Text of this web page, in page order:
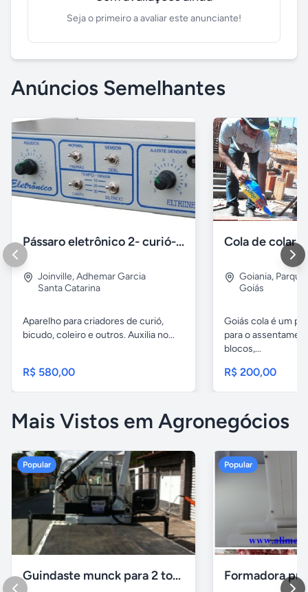
Seja o primeiro a avaliar este anunciante!
Anúncios Semelhantes
Pássaro eletrônico 2- curió- bicudo- coleiro
Joinville,Adhemar Garcia
Santa Catarina
Aparelho para criadores de curió,
bicudo, coleiro e outros. Auxilia no...
R$ 580,00
Goiania,
Goiás
Goiás cola é um
para o
blocos,...
R$ 200,00
Mais Vistos em Agronegócios
Popular
Guindaste munck para 2 toneladas
Popular